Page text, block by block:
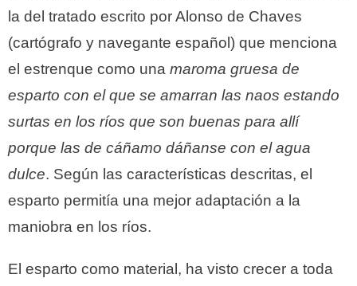
la del tratado escrito por Alonso de Chaves
(cartógrafo y navegante español) que menciona
el estrenque como una maroma gruesa de
esparto con el que se amarran las naos estando
surtas en los ríos que son buenas para allí
porque las de cáñamo dáñanse con el agua
dulce. Según las características descritas, el
esparto permitía una mejor adaptación a la
maniobra en los ríos.
El esparto como material, ha visto crecer a toda